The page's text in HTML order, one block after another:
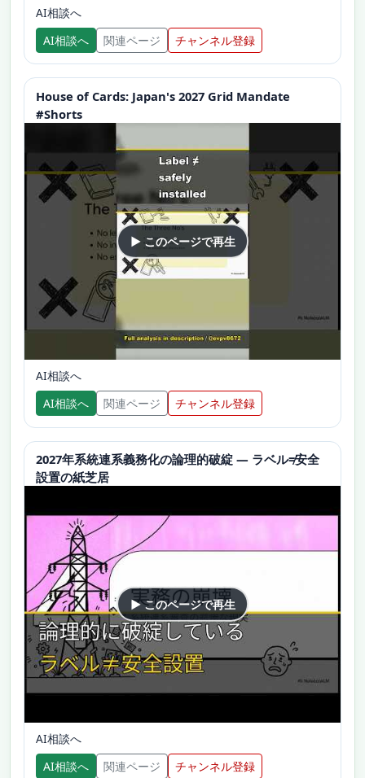
AI相談へ
AI相談へ
関連ページ チャンネル登録
House of Cards: Japan's 2027 Grid Mandate
#Shorts
▶ このページで再生
AI相談へ
AI相談へ
関連ページ チャンネル登録
2027年系統連系義務化の論理的破綻 — ラベル≠安全
設置の紙芝居
▶ このページで再生
AI相談へ
AI相談へ
関連ページ チャンネル登録